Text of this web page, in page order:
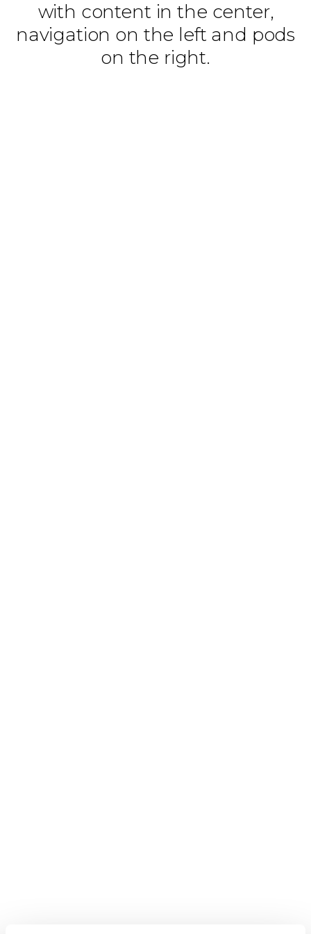
with content in the center,
navigation on the left and pods
on the right.